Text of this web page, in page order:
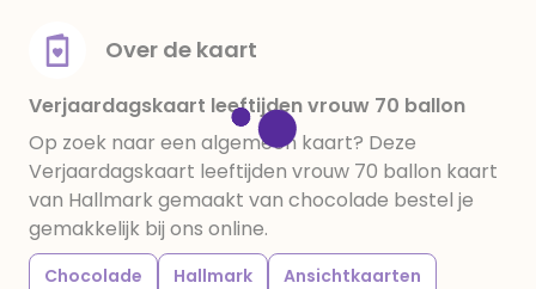
voedingszuur: citroenzuur E 330, verdikkingsmiddel
E415, water, bevochtigingsmiddel E422, emulgator:
E433, kleurstoffen: E102, E110, E122: kan de activiteit en
concentratie van kinderen negatief beïnvloeden,
E133, E151. Chocolade bevat ten minste 34%
cacaobestanddelen. Kan sporen van gluten
bevatten. Koel en droog bewaren.
Over de kaart
Verjaardagskaart leeftijden vrouw 70 ballon
Op zoek naar een algemeen kaart? Deze
Verjaardagskaart leeftijden vrouw 70 ballon kaart
van Hallmark gemaakt van chocolade bestel je
gemakkelijk bij ons online.
Chocolade Hallmark
Ansichtkaarten